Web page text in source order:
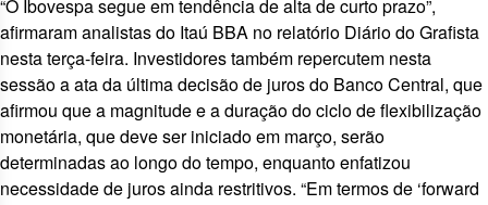
“O Ibovespa segue em tendência de alta de curto prazo”,
afirmaram analistas do Itaú BBA no relatório Diário do Grafista
nesta terça-feira. Investidores também repercutem nesta
sessão a ata da última decisão de juros do Banco Central, que
afirmou que a magnitude e a duração do ciclo de flexibilização
monetária, que deve ser iniciado em março, serão
determinadas ao longo do tempo, enquanto enfatizou
necessidade de juros ainda restritivos. “Em termos de ‘forward